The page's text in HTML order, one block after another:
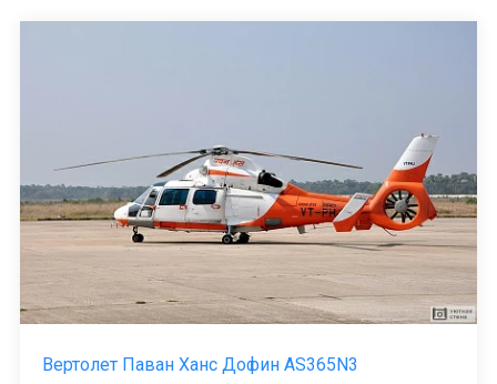
Вертолет Паван Ханс Дофин AS365N3